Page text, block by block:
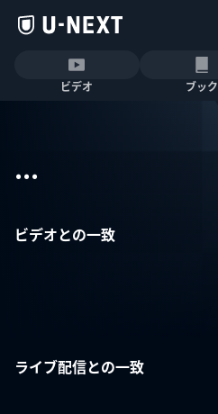
ビデオ ブック
...
ビデオとの一致
ライブ配信との一致